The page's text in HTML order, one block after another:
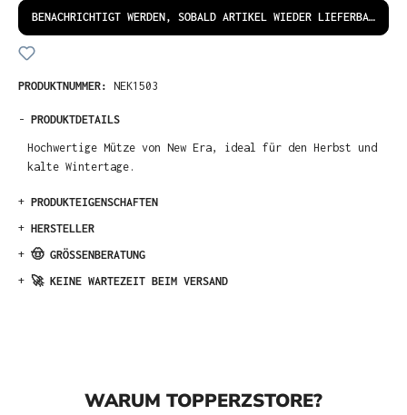
BENACHRICHTIGT WERDEN, SOBALD ARTIKEL WIEDER LIEFERBAR IST!
PRODUKTNUMMER: NEK1503
- PRODUKTDETAILS
Hochwertige Mütze von New Era, ideal für den Herbst und
kalte Wintertage.
+ PRODUKTEIGENSCHAFTEN
+ HERSTELLER
+ 🤠 GRÖSSENBERATUNG
+ 🚀 KEINE WARTEZEIT BEIM VERSAND
WARUM TOPPERZSTORE?